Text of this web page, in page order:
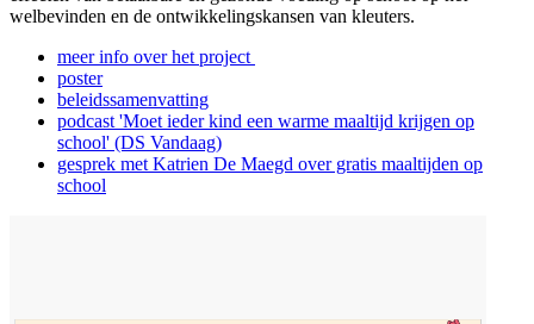
welbevinden en de ontwikkelingskansen van kleuters.
meer info over het project
poster
beleidssamenvatting
podcast 'Moet ieder kind een warme maaltijd krijgen op
school' (DS Vandaag)
gesprek met Katrien De Maegd over gratis maaltijden op
school